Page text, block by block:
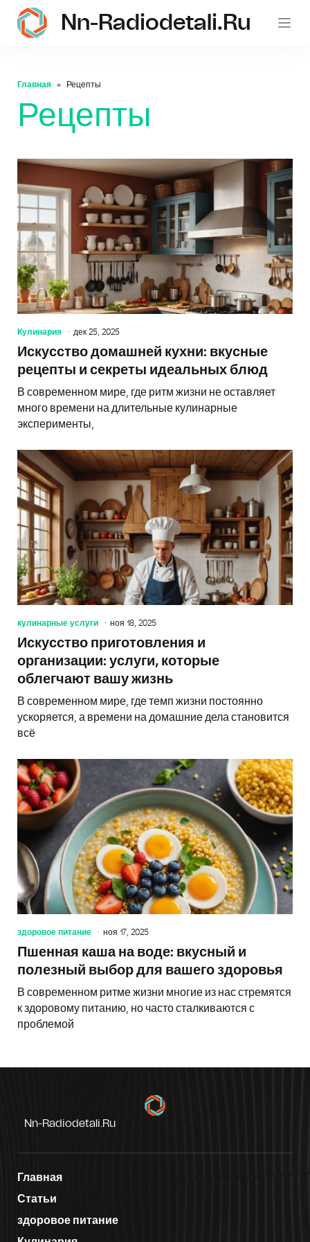
Nn-Radiodetali.ru
Главная Рецепты
Рецепты
Кулинария дек 25, 2025
Искусство домашней кухни: вкусные
рецепты и секреты идеальных блюд
В современном мире, где ритм жизни не оставляет
много времени на длительные кулинарные
эксперименты,
кулинарные услуги ноя 18, 2025
Искусство приготовления и
организации: услуги, которые
облегчают вашу жизнь
В современном мире, где темп жизни постоянно
ускоряется, а времени на домашние дела становится
всё
здоровое питание ноя 17, 2025
Пшенная каша на воде: вкусный и
полезный выбор для вашего здоровья
В современном ритме жизни многие из нас стремятся
к здоровому питанию, но часто сталкиваются с
проблемой
Nn-Radiodetali.ru
Главная
Статьи
здоровое питание